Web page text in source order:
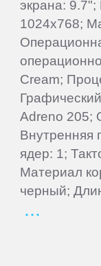
экрана:
1024x768;
Cream;
Adreno 205;
Внутренняя
ядер: 1;
Материал
черный;
Wexler
Wileyfox
Xiaomi
Yota
Zopo